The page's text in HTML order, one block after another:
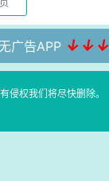
广告APP ↓↓↓
侵权我们将尽快删除。